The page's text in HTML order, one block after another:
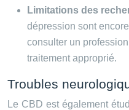
Limitations des
dépression sont
consulter un
traitement approprié.
Troubles
Le CBD est également